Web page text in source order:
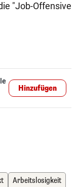
"Job-Offensive
Hinzufügen
Arbeitslosigkeit